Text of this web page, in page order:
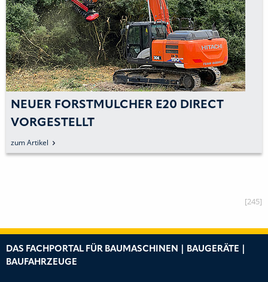
NEUER FORSTMULCHER E20 DIRECT
VORGESTELLT
zum Artikel
[245]
DAS FACHPORTAL FÜR BAUMASCHINEN | BAUGERÄTE |
BAUFAHRZEUGE